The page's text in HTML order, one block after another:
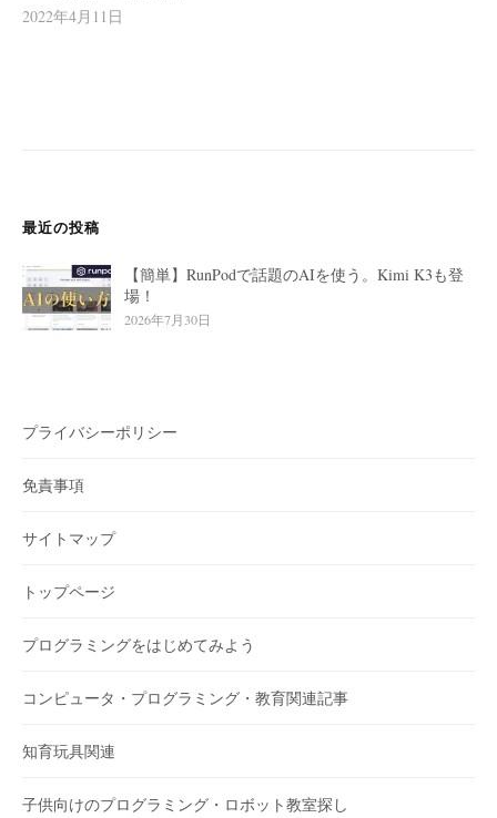
2022年4月11日
最近の投稿
【簡単】RunPodで話題のAIを使う。Kimi K3も登
場！
2026年7月30日
プライバシーポリシー
免責事項
サイトマップ
トップページ
プログラミングをはじめてみよう
コンピュータ・プログラミング・教育関連記事
知育玩具関連
子供向けのプログラミング・ロボット教室探し